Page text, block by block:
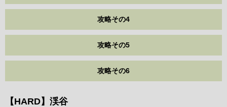
攻略その4
攻略その5
攻略その6
【HARD】渓谷